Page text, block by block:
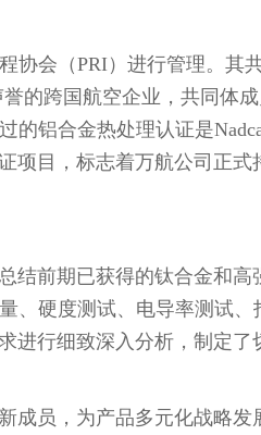
协会（PRI）进行管理。其
的跨国航空企业，共同体
的铝合金热处理认证是
项目，标志着万航公司正式
结前期已获得的钛合金和高
、硬度测试、电导率测试、
进行细致深入分析，制定了
成员，为产品多元化战略发